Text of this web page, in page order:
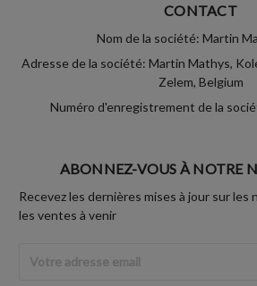
CONTACT
Nom de la société: Martin
Adresse de la société: Martin Mathys,
Zelem, Belgium
Numéro d'enregistrement de la
ABONNEZ-VOUS À NOTRE
Recevez les dernières mises à jour sur
les ventes à venir
Email